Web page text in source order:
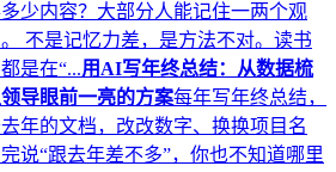
少内容？大部分人能记住一两个观
不是记忆力差，是方法不对。读书
是在“...用AI写年终总结：从数据梳
导眼前一亮的方案每年写年终总结，
年的文档，改改数字、换换项目名
说“跟去年差不多”，你也不知道哪里